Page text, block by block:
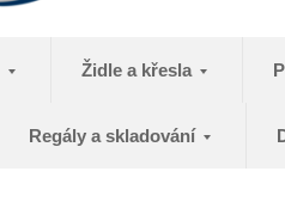
Židle a křesla
Regály a skladování